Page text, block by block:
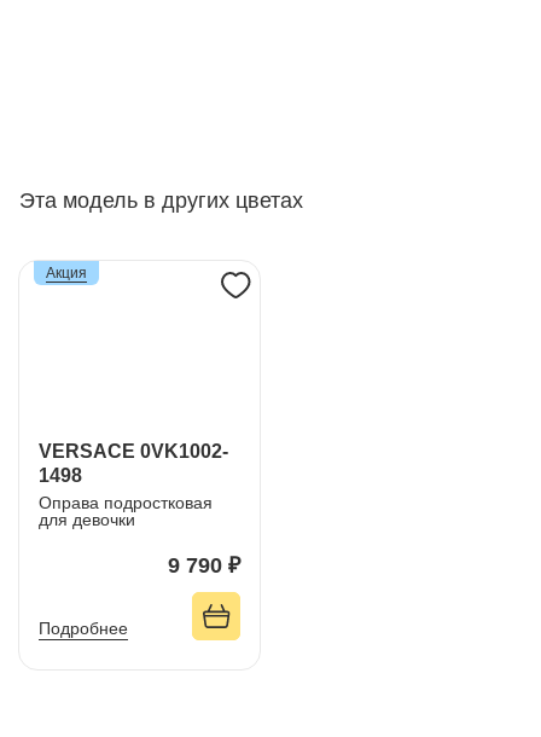
Эта модель в других цветах
VERSACE 0VK1002-
1498
Оправа подростковая
для девочки
9 790 ₽
Подробнее
Акция